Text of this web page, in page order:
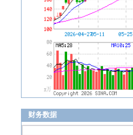
财务数据